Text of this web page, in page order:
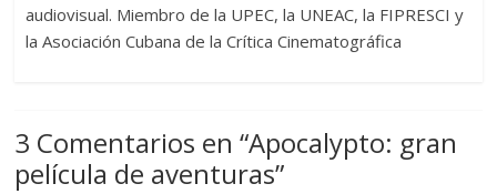
audiovisual. Miembro de la UPEC, la UNEAC, la FIPRESCI y
la Asociación Cubana de la Crítica Cinematográfica
3 Comentarios en “Apocalypto: gran
película de aventuras”